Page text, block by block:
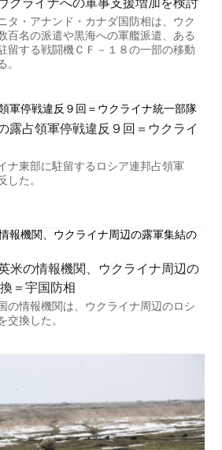
タ・アナンド・カナダ国防相は、ウク
百名の派遣や黒海への軍艦派遣、ある
留する戦闘機ＣＦ－１８の一部の移動
。
露占領軍停戦違反９回＝ウクライ
ナ東部に駐留するロシア連邦占領軍
した。
米の情報機関、ウクライナ周辺の
＝宇国防相
の情報機関は、ウクライナ周辺のロシ
交換した。